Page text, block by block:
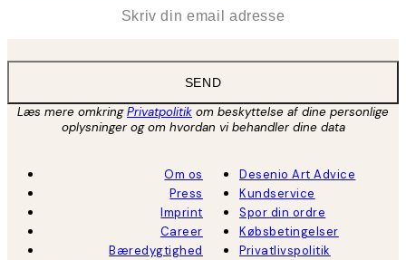
SEND
Læs mere omkringPrivatpolitik om beskyttelse af dine personlige
oplysninger og om hvordan vi behandler dine data
Om os
Press
Imprint
Career
Bæredygtighed
Desenio Art Advice
Kundservice
Spor din ordre
Købsbetingelser
Privatlivspolitik